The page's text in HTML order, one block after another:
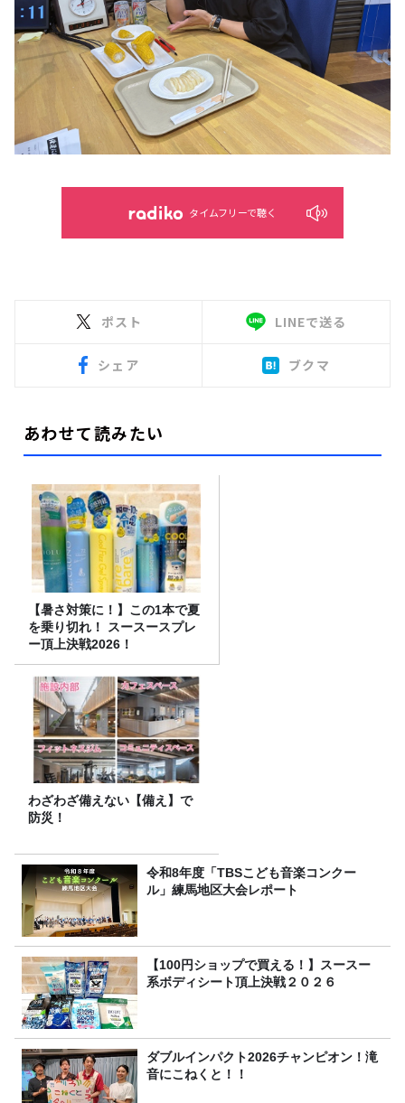
タイムフリーで聴く
ポスト LINEで送る
シェア ブクマ
あわせて読みたい
【暑さ対策に！】この1本で夏
を乗り切れ！ スースースプレ
ー頂上決戦2026！
わざわざ備えない【備え】で
防災！
令和8年度「TBSこども音楽コンクー
ル」練馬地区大会レポート
【100円ショップで買える！】スースー
系ボディシート頂上決戦２０２６
ダブルインパクト2026チャンピオン！滝
音にこねくと！！